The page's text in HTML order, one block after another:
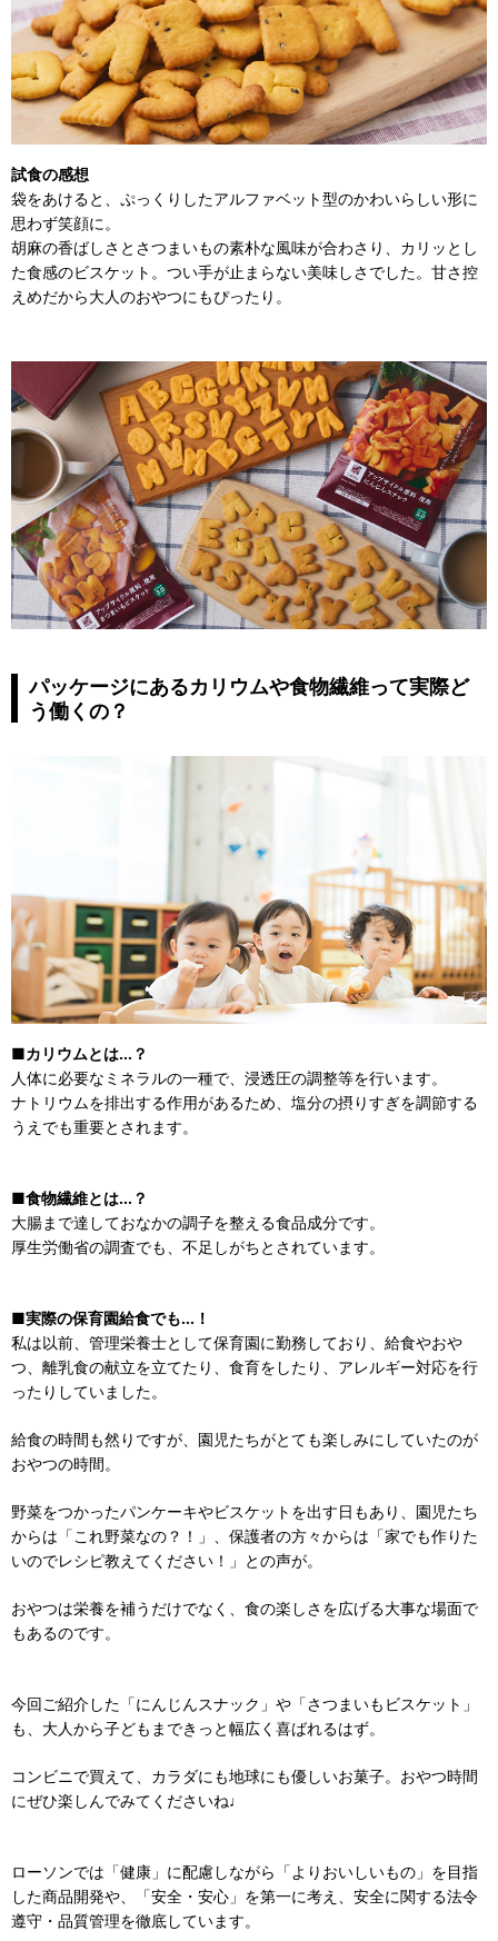
試食の感想
袋をあけると、ぷっくりしたアルファベット型のかわいらしい形に
思わず笑顔に。
胡麻の香ばしさとさつまいもの素朴な風味が合わさり、カリッとし
た食感のビスケット。つい手が止まらない美味しさでした。甘さ控
えめだから大人のおやつにもぴったり。
パッケージにあるカリウムや食物繊維って実際ど
う働くの？
■カリウムとは…？
人体に必要なミネラルの一種で、浸透圧の調整等を行います。
ナトリウムを排出する作用があるため、塩分の摂りすぎを調節する
うえでも重要とされます。
■食物繊維とは…？
大腸まで達しておなかの調子を整える食品成分です。
厚生労働省の調査でも、不足しがちとされています。
■実際の保育園給食でも…！
私は以前、管理栄養士として保育園に勤務しており、給食やおや
つ、離乳食の献立を立てたり、食育をしたり、アレルギー対応を行
ったりしていました。
給食の時間も然りですが、園児たちがとても楽しみにしていたのが
おやつの時間。
野菜をつかったパンケーキやビスケットを出す日もあり、園児たち
からは「これ野菜なの？！」、保護者の方々からは「家でも作りた
いのでレシピ教えてください！」との声が。
おやつは栄養を補うだけでなく、食の楽しさを広げる大事な場面で
もあるのです。
今回ご紹介した「にんじんスナック」や「さつまいもビスケット」
も、大人から子どもまできっと幅広く喜ばれるはず。
コンビニで買えて、カラダにも地球にも優しいお菓子。おやつ時間
にぜひ楽しんでみてくださいね♩
ローソンでは「健康」に配慮しながら「よりおいしいもの」を目指
した商品開発や、「安全・安心」を第一に考え、安全に関する法令
遵守・品質管理を徹底しています。